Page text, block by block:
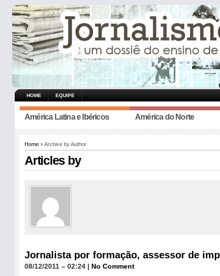
HOME EQUIPE
América Latina e Ibéricos América do Norte
Home » Archive by Author
Articles by
Jornalista por formação, assessor de
08/12/2011 – 02:24 | No Comment